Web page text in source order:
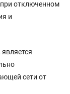
отключенном
и
сети от